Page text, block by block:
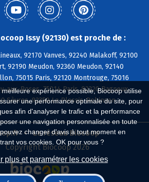
expérience possible, Biocoop utilise
une performance optimale du site, pour
afin d'analyser le trafic et la performance
une navigation personnalisée en toute
changer d'avis à tout moment en
vos cookies. OK pour vous ?
plus et paramétrer les cookies
Issy (92130) est proche de :
92170 Vanves, 92240 Malakoff, 92100
92190 Meudon, 92360 Meudon, 92140
75015 Paris, 92120 Montrouge, 75016
aux-Roses, 75014 Paris, 92220 Bagneux,
Sèvres, 92350 Le Plessis-Robinson
Le réseau Biocoop
Copyright Biocoop 2026